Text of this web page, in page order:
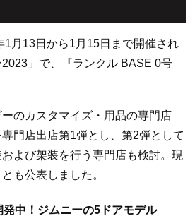
1月13日から1月15日まで開催され
」で、『ランクル BASE 0号
のカスタマイズ・⽤品の専⾨店
専門店出店第1弾とし、第2弾として
よび架装を行う専門店も検討。現
も公表しました。
発中！ジムニーの5ドアモデル